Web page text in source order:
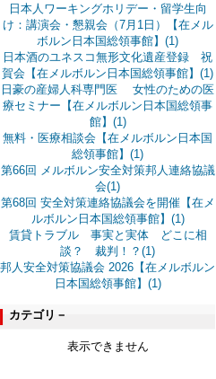
日本人ワーキングホリデー・留学生向
け：講演会・懇親会（7月1日）【在メル
ボルン日本国総領事館】(1)
日本酒のユネスコ無形文化遺産登録 祝
賀会【在メルボルン日本国総領事館】(1)
日豪の産婦人科専門医 女性のための医
療セミナー【在メルボルン日本国総領事
館】(1)
無料・医療相談会【在メルボルン日本国
総領事館】(1)
第66回 メルボルン安全対策邦人連絡協議
会(1)
第68回 安全対策連絡協議会を開催【在メ
ルボルン日本国総領事館】(1)
賃貸トラブル 事実と実体 どこに相
談？ 裁判！？(1)
邦人安全対策協議会 2026【在メルボルン
日本国総領事館】(1)
カテゴリ－
表示できません